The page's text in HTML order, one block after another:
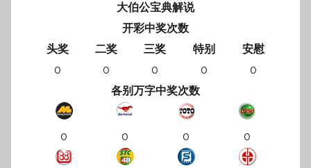
大伯公宝典解说
开彩中奖次数
头奖
二奖 三奖 特别
安慰
0
0 0 0
0
各别万字中奖次数
0 0 0 0